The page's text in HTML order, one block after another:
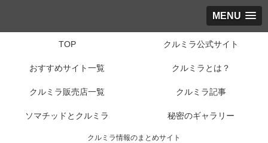
MENU
クルミラ情報のまとめサイト
TOP クルミラ公式サイト
おすすめサイト一覧 クルミラとは？
クルミラ販売店一覧 クルミラ記事
ソマチッドとクルミラ 秘密のギャラリー